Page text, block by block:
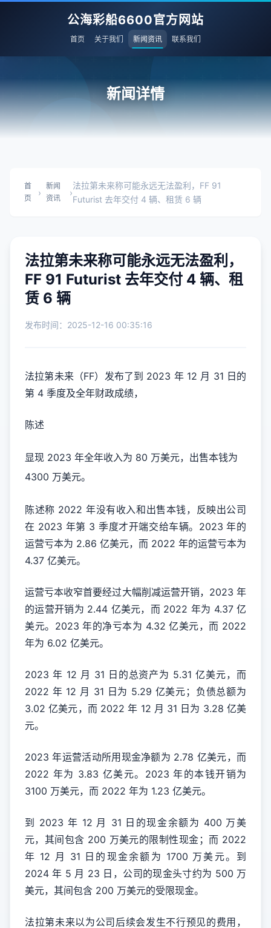
公海彩船6600官方网站
首页 关于我们 新闻资讯 联系我们
新闻详情
首
页
›
新闻
资讯
›
法拉第未来称可能永远无法盈利，FF 91
Futurist 去年交付 4 辆、租赁 6 辆
法拉第未来称可能永远无法盈利，
FF 91 Futurist 去年交付 4 辆、租
赁 6 辆
发布时间：2025-12-16 00:35:16
法拉第未来（FF）发布了到 2023 年 12 月 31 日的
第 4 季度及全年财政成绩，
陈述
显现 2023 年全年收入为 80 万美元，出售本钱为
4300 万美元。
陈述称 2022 年没有收入和出售本钱，反映出公司
在 2023 年第 3 季度才开端交给车辆。2023 年的
运营亏本为 2.86 亿美元，而 2022 年的运营亏本为
4.37 亿美元。
运营亏本收窄首要经过大幅削减运营开销，2023 年
的运营开销为 2.44 亿美元，而 2022 年为 4.37 亿
美元。2023 年的净亏本为 4.32 亿美元，而 2022
年为 6.02 亿美元。
2023 年 12 月 31 日的总资产为 5.31 亿美元，而
2022 年 12 月 31 日为 5.29 亿美元；负债总额为
3.02 亿美元，而 2022 年 12 月 31 日为 3.28 亿美
元。
2023 年运营活动所用现金净额为 2.78 亿美元，而
2022 年为 3.83 亿美元。2023 年的本钱开销为
3100 万美元，而 2022 年为 1.23 亿美元。
到 2023 年 12 月 31 日的现金余额为 400 万美
元，其间包含 200 万美元的限制性现金；而 2022
年 12 月 31 日的现金余额为 1700 万美元。到
2024 年 5 月 23 日，公司的现金头寸约为 500 万
美元，其间包含 200 万美元的受限现金。
法拉第未来以为公司后续会发生不行预见的费用，